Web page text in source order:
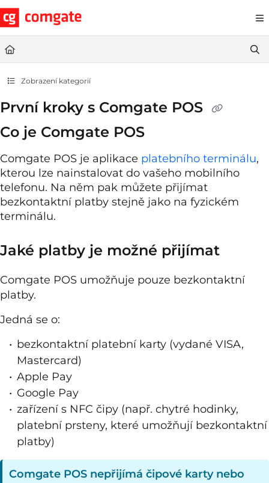
Documentation Index
Fetch the complete documentation index at: https://
Use this file to discover all available pages before exploring further.
Zobrazení kategorií
První kroky s Comgate POS
Co je Comgate POS
Comgate POS je aplikace platebního terminálu,
kterou lze nainstalovat do vašeho mobilního
telefonu. Na něm pak můžete přijímat
bezkontaktní platby stejně jako na fyzickém
terminálu.
Jaké platby je možné přijímat
Comgate POS umožňuje pouze bezkontaktní
platby.
Jedná se o:
bezkontaktní platební karty (vydané VISA,
Mastercard)
Apple Pay
Google Pay
zařízení s NFC čipy (např. chytré hodinky,
platební prsteny, které umožňují bezkontaktní
platby)
Comgate POS nepřijímá čipové karty nebo